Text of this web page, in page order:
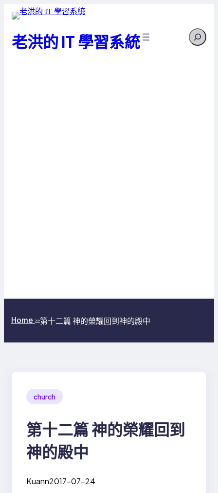
老洪的 IT 學習系統 Search
Home >>第十二篇 神的榮耀回到神的殿中
church
第十二篇 神的榮耀回到
神的殿中
Kuann2017-07-24